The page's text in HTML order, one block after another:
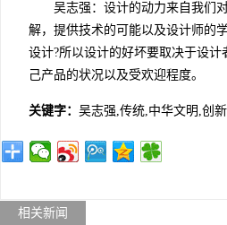
吴志强：设计的动力来自我们对
解，提供技术的可能以及设计师的
设计?所以设计的好坏要取决于设
己产品的状况以及受欢迎程度。
关键字： 吴志强,传统,中华文明,创新
相关新闻